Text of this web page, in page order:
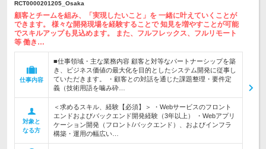
RCT0000201205_Osaka
顧客とチームを組み、「実現したいこと」を 一緒に叶えていくことが
できます。 様々な開発現場を経験することで 知見を増やすことが可能
でスキルアップも見込めます。 また、フルフレックス、フルリモート
等 働き…
仕事内容
■仕事領域・主な業務内容 顧客と対等なパートナーシップを築
き、ビジネス価値の最大化を目的としたシステム開発に従事し
ていただきます。 ・顧客との対話を通じた課題整理・要件定
義（技術用語を噛み砕…
対象と
なる方
＜求めるスキル、経験【必須】＞ ・Webサービスのフロント
エンドおよびバックエンド開発経験（3年以上） ・Webアプリ
ケーション開発（フロント/バックエンド）、およびインフラ
構築・運用の幅広い…